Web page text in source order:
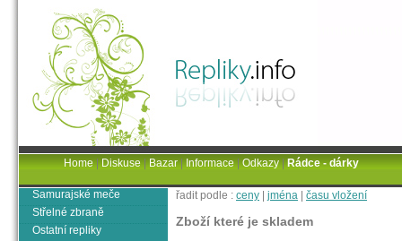
řadit podle : ceny jména času vložení
Zboží které je skladem
Samurajské meče
Střelné zbraně
Ostatní repliky
Home|Diskuse|Bazar|Informace|Odkazy|Rádce - dárky